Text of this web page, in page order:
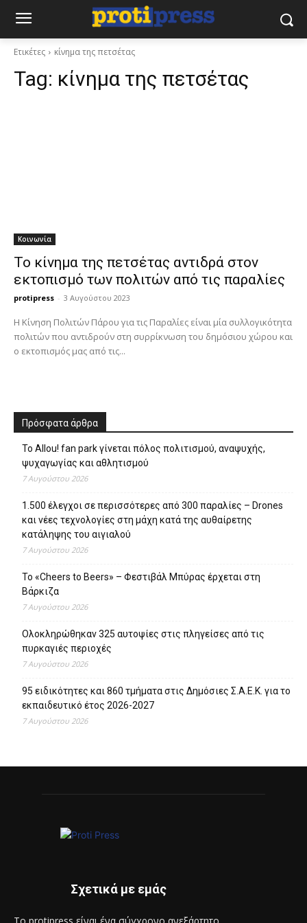
Ετικέτες κίνημα της πετσέτας
Tag: κίνημα της πετσέτας
Κοινωνία
Το κίνημα της πετσέτας αντιδρά στον
εκτοπισμό των πολιτών από τις παραλίες
protipress - 3 Αυγούστου 2023
Η Κίνηση Πολιτών Πάρου για τις Παραλίες είναι μία συλλογικότητα
πολιτών που αντιδρούν στη συρρίκνωση του δημόσιου χώρου και
ο εκτοπισμός μας από τις...
Πρόσφατα άρθρα
Το Allou! fan park γίνεται πόλος πολιτισμού, αναψυχής,
ψυχαγωγίας και αθλητισμού
7 Αυγούστου 2026
1.500 έλεγχοι σε περισσότερες από 300 παραλίες – Drones
και νέες τεχνολογίες στη μάχη κατά της αυθαίρετης
κατάληψης του αιγιαλού
7 Αυγούστου 2026
Το «Cheers to Beers» – Φεστιβάλ Μπύρας έρχεται στη
Βάρκιζα
7 Αυγούστου 2026
Ολοκληρώθηκαν 325 αυτοψίες στις πληγείσες από τις
πυρκαγιές περιοχές
7 Αυγούστου 2026
95 ειδικότητες και 860 τμήματα στις Δημόσιες Σ.Α.Ε.Κ. για το
εκπαιδευτικό έτος 2026-2027
7 Αυγούστου 2026
Σχετικά με εμάς